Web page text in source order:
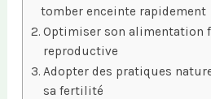
tomber enceinte rapidement
Optimiser son alimentation
reproductive
Adopter des pratiques
sa fertilité